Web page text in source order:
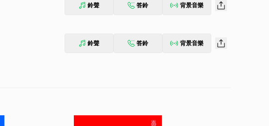
鈴聲 答鈴 背景音樂
鈴聲 答鈴 背景音樂